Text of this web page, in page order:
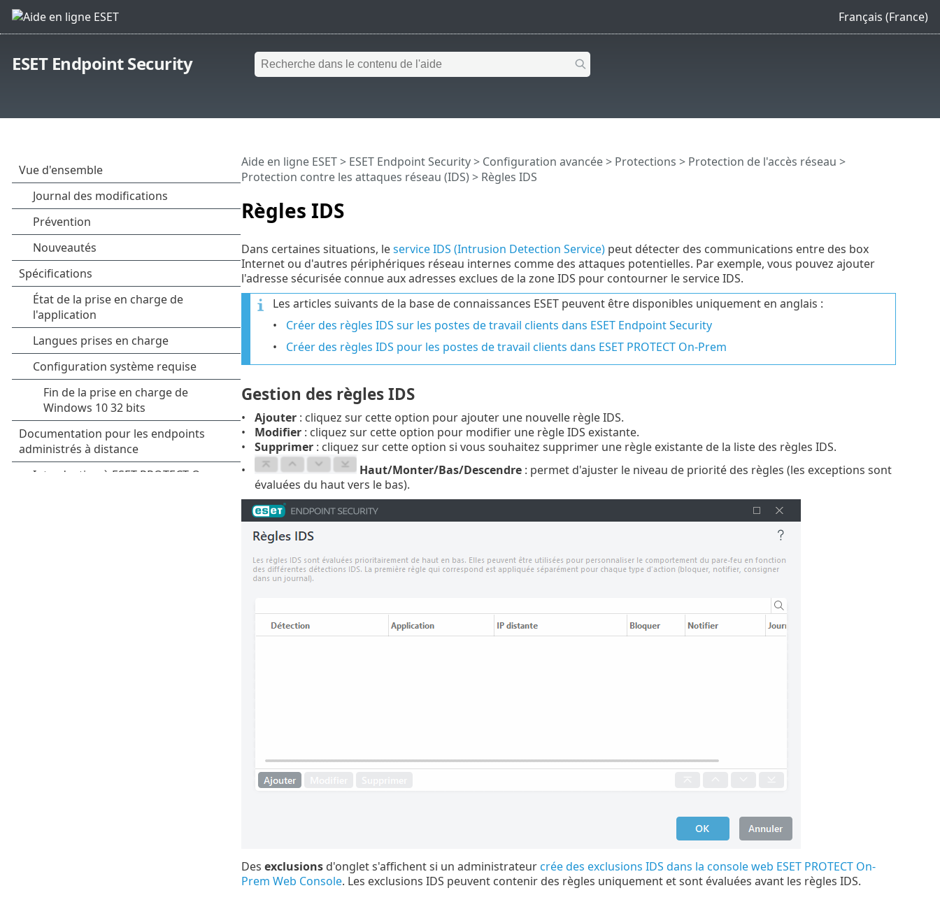
Français (France)
ESET Endpoint Security
Règles IDS
Aide en ligne ESET> ESET Endpoint Security> Configuration avancée> Protections > Protection de l'accès réseau >
Protection contre les attaques réseau (IDS) > Règles IDS
Dans certaines situations, leservice IDS (Intrusion Detection Service)peut détecter des communications entre des box
Internet ou d'autres périphériques réseau internes comme des attaques potentielles. Par exemple, vous pouvez ajouter
l'adresse sécurisée connue aux adresses exclues de la zone IDS pour contourner le service IDS.
Les articles suivants de la base de connaissances ESET peuvent être disponibles uniquement en anglais :
Créer des règles IDS sur les postes de travail clients dans ESET Endpoint Security
Créer des règles IDS pour les postes de travail clients dans ESET PROTECT On-Prem
Gestion des règles IDS
Ajouter: cliquez sur cette option pour ajouter une nouvelle règle IDS.
Modifier: cliquez sur cette option pour modifier une règle IDS existante.
Supprimer: cliquez sur cette option si vous souhaitez supprimer une règle existante de la liste des règles IDS.
Haut/Monter/Bas/Descendre: permet d'ajuster le niveau de priorité des règles (les exceptions sont
évaluées du haut vers le bas).
Des exclusionsd'onglet s'affichent si un administrateurcrée des exclusions IDS dans la console web ESET PROTECT On-
Prem Web Console. Les exclusions IDS peuvent contenir des règles uniquement et sont évaluées avant les règles IDS.